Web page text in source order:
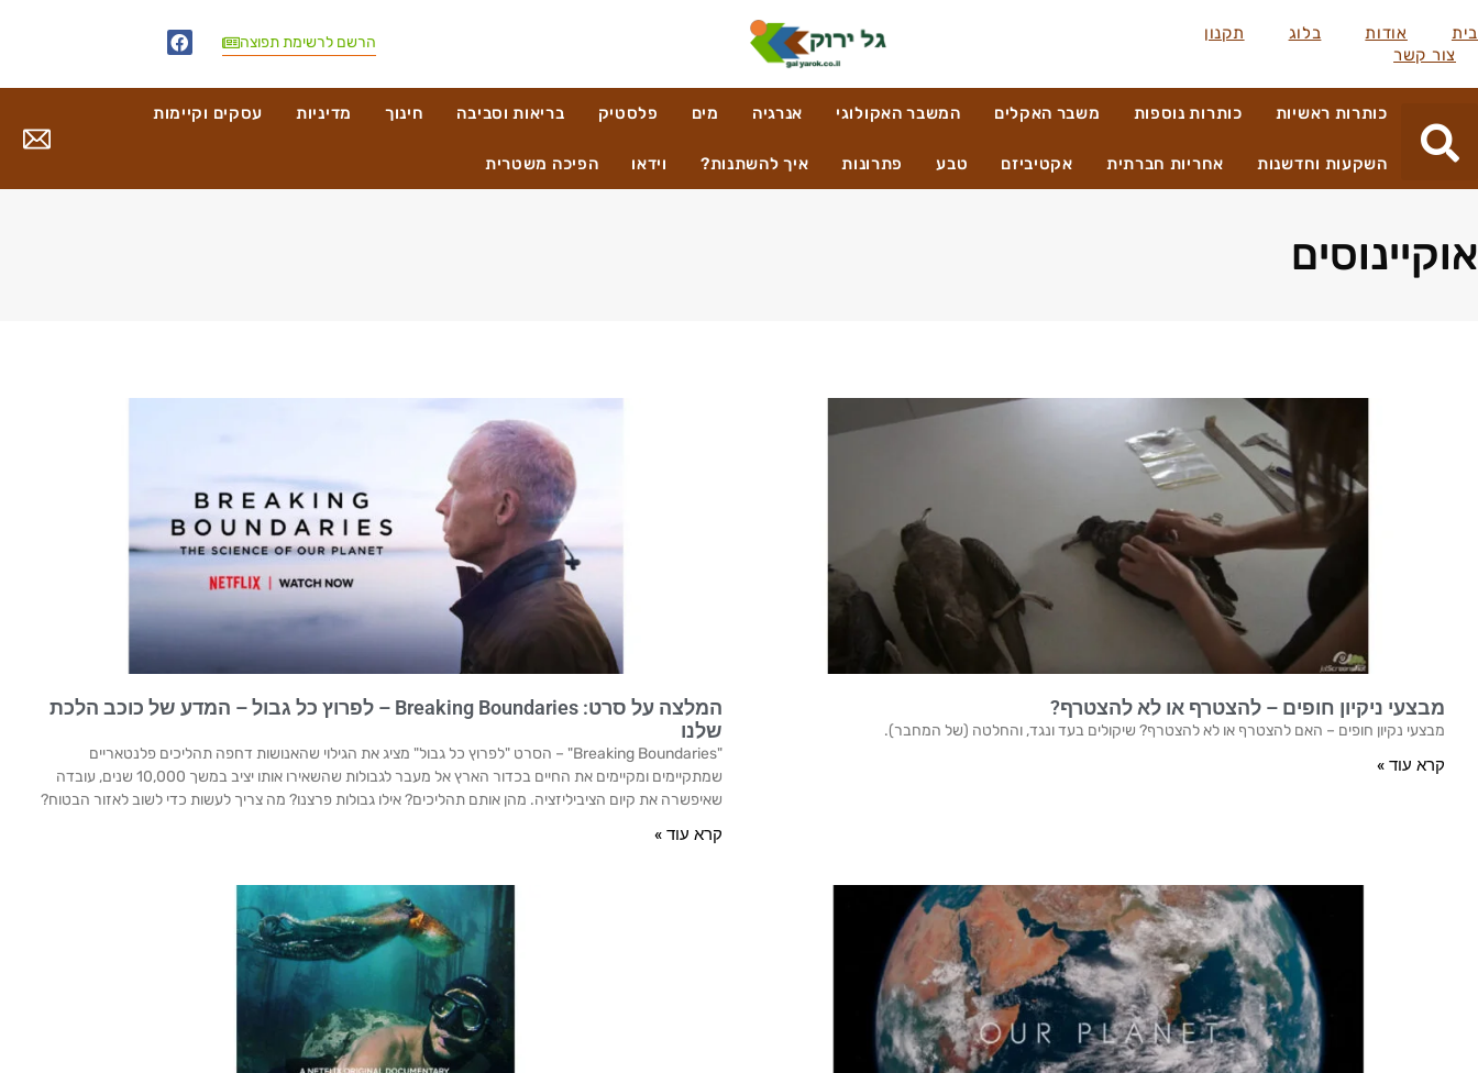
בית אודות בלוג
תקנון
צור קשר
הרשם לרשימת תפוצה
כותרות ראשיות כותרות נוספות משבר האקלים המשבר האקולוגי אנרגיה מים פלסטיק בריאות וסביבה חינוך מדיניות עסקים וקיימות
השקעות וחדשנות אחריות חברתית אקטיביזם טבע פתרונות איך להשתנות? וידאו הפיכה משטרית
אוקיינוסים
מבצעי ניקיון חופים – להצטרף או לא להצטרף?
מבצעי נקיון חופים – האם להצטרף או לא להצטרף? שיקולים בעד ונגד, והחלטה (של המחבר).
קרא עוד »
המלצה על סרט: Breaking Boundaries – לפרוץ כל גבול – המדע של כוכב הלכת
שלנו
"Breaking Boundaries" – הסרט "לפרוץ כל גבול" מציג את הגילוי שהאנושות דחפה תהליכים פלנטאריים
שמתקיימים ומקיימים את החיים בכדור הארץ אל מעבר לגבולות שהשאירו אותו יציב במשך 10,000 שנים, עובדה
שאיפשרה את קיום הציביליזציה. מהן אותם תהליכים? אילו גבולות פרצנו? מה צריך לעשות כדי לשוב לאזור הבטוח?
קרא עוד »